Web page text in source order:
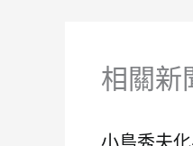
相關新